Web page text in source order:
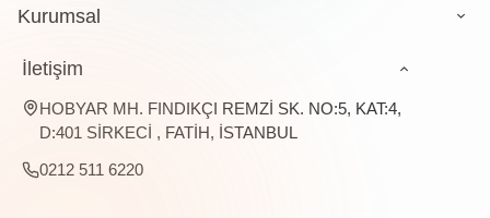
Kurumsal
İletişim
HOBYAR MH. FINDIKÇI REMZİ SK. NO:5, KAT:4,
D:401 SİRKECİ , FATİH, İSTANBUL
0212 511 6220